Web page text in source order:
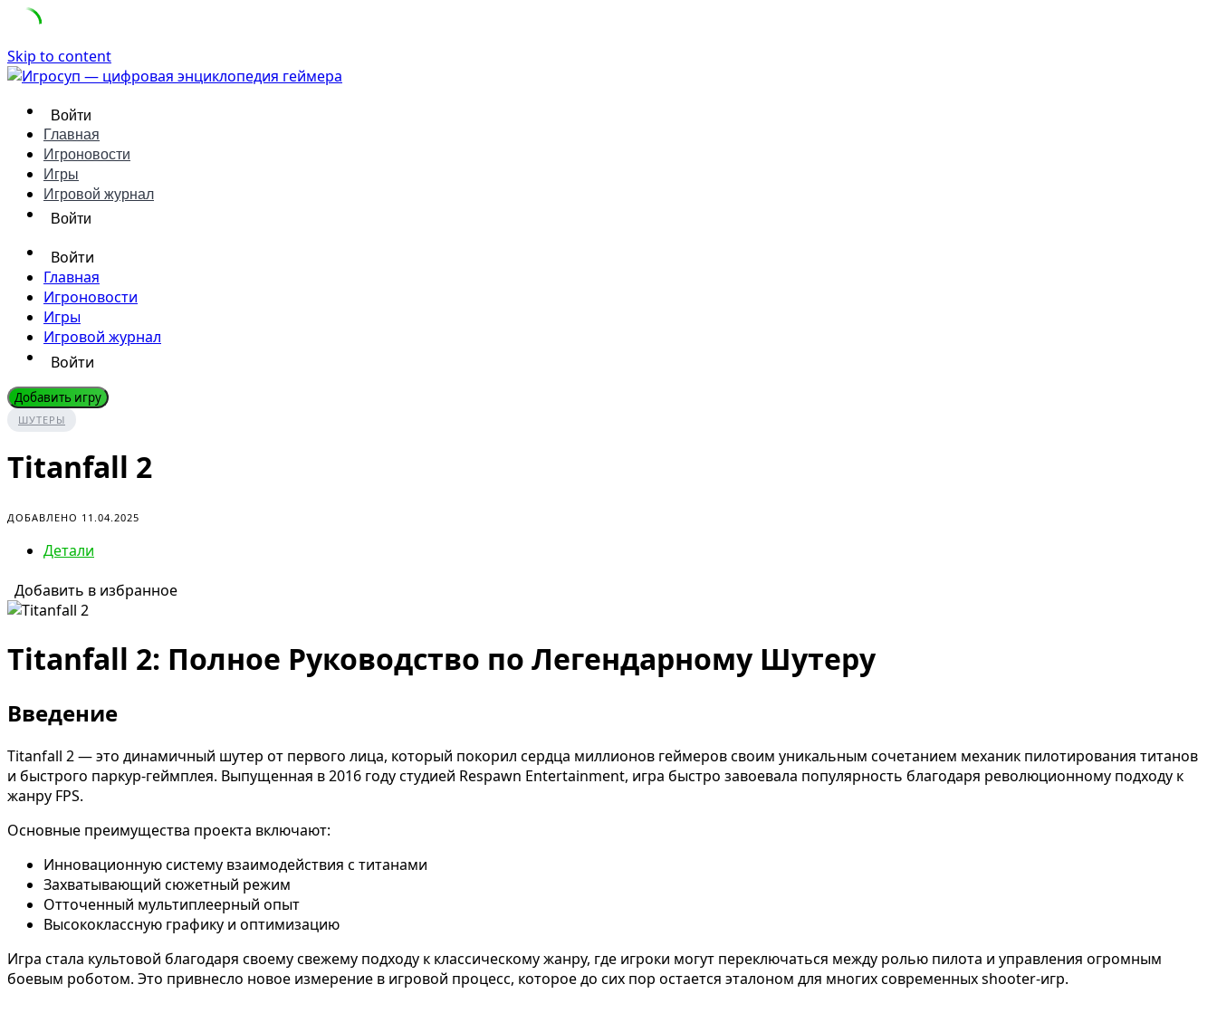
Skip to content
Войти
Главная
Игроновости
Игры
Игровой журнал
Войти
Войти
Главная
Игроновости
Игры
Игровой журнал
Войти
Добавить игру
ШУТЕРЫ
Titanfall 2
ДОБАВЛЕНО 11.04.2025
Детали
Добавить в избранное
Titanfall 2: Полное Руководство по Легендарному Шутеру
Введение
Titanfall 2 — это динамичный шутер от первого лица, который покорил сердца миллионов геймеров своим уникальным сочетанием механик пилотирования титанов
и быстрого паркур-геймплея. Выпущенная в 2016 году студией Respawn Entertainment, игра быстро завоевала популярность благодаря революционному подходу к
жанру FPS.
Основные преимущества проекта включают:
Инновационную систему взаимодействия с титанами
Захватывающий сюжетный режим
Отточенный мультиплеерный опыт
Высококлассную графику и оптимизацию
Игра стала культовой благодаря своему свежему подходу к классическому жанру, где игроки могут переключаться между ролью пилота и управления огромным
боевым роботом. Это привнесло новое измерение в игровой процесс, которое до сих пор остается эталоном для многих современных shooter-игр.